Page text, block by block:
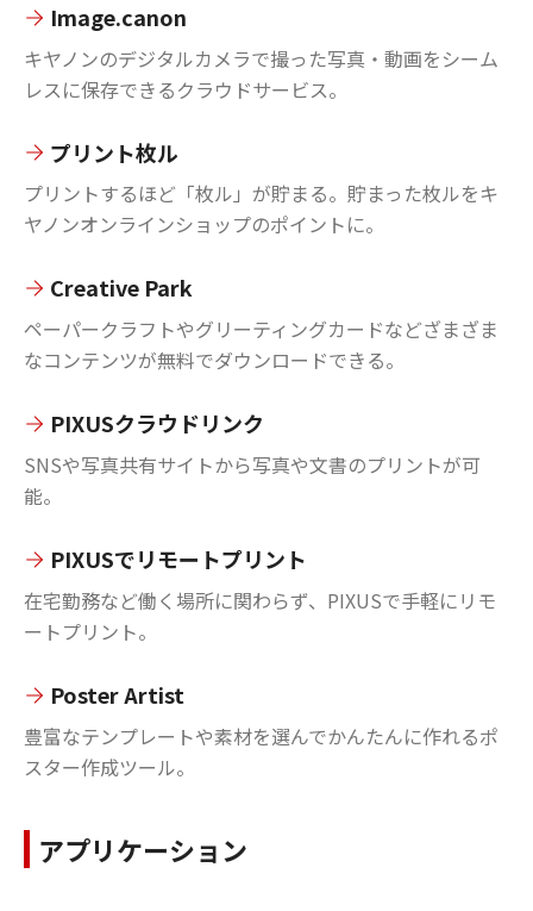
Image.canon
キヤノンのデジタルカメラで撮った写真・動画をシーム
レスに保存できるクラウドサービス。
プリント枚ル
プリントするほど「枚ル」が貯まる。貯まった枚ルをキ
ヤノンオンラインショップのポイントに。
Creative Park
ペーパークラフトやグリーティングカードなどざまざま
なコンテンツが無料でダウンロードできる。
PIXUSクラウドリンク
SNSや写真共有サイトから写真や文書のプリントが可
能。
PIXUSでリモートプリント
在宅勤務など働く場所に関わらず、PIXUSで手軽にリモ
ートプリント。
Poster Artist
豊富なテンプレートや素材を選んでかんたんに作れるポ
スター作成ツール。
アプリケーション